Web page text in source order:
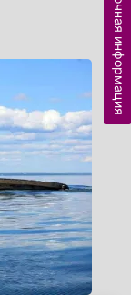
справочная информация